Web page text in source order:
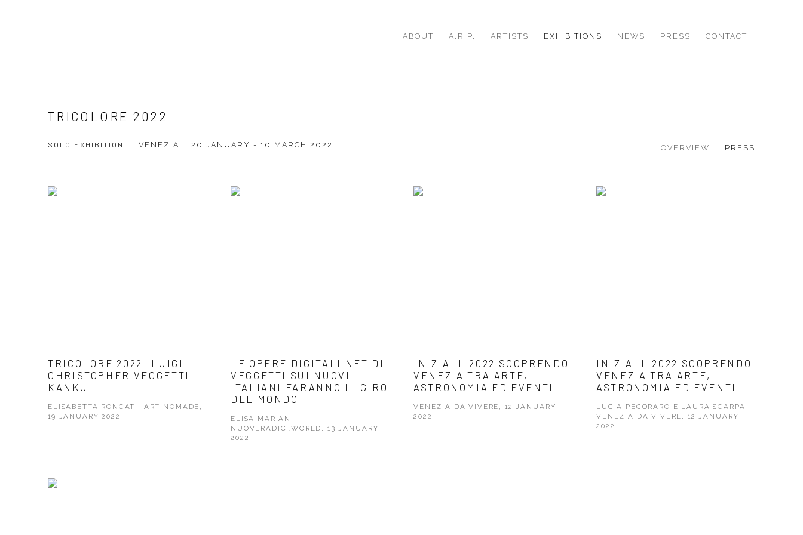
ABOUT A.R.P. ARTISTS EXHIBITIONS NEWS PRESS CONTACT
TRICOLORE 2022
SOLO EXHIBITION 20 JANUARY - 10 MARCH 2022
VENEZIA OVERVIEW PRESS
TRICOLORE 2022- LUIGI
CHRISTOPHER VEGGETTI
KANKU
ELISABETTA RONCATI, ART NOMADE,
19 JANUARY 2022
LE OPERE DIGITALI NFT DI
VEGGETTI SUI NUOVI
ITALIANI FARANNO IL GIRO
DEL MONDO
ELISA MARIANI,
NUOVERADICI.WORLD, 13 JANUARY
2022
INIZIA IL 2022 SCOPRENDO
VENEZIA TRA ARTE,
ASTRONOMIA ED EVENTI
VENEZIA DA VIVERE, 12 JANUARY
2022
INIZIA IL 2022 SCOPRENDO
VENEZIA TRA ARTE,
ASTRONOMIA ED EVENTI
LUCIA PECORARO E LAURA SCARPA,
VENEZIA DA VIVERE, 12 JANUARY
2022